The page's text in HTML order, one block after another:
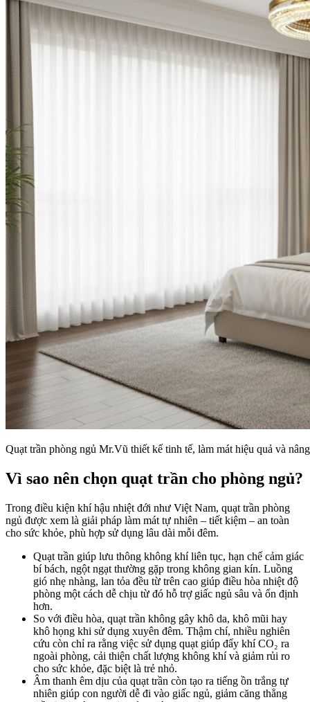
Quạt trần phòng ngủ Mr.Vũ thiết kế tinh tế, làm mát hiệu quả và
Vì sao nên chọn quạt trần cho phòng ngủ?
Trong điều kiện khí hậu nhiệt đới như Việt Nam, quạt trần phòng
ngủ được xem là giải pháp làm mát tự nhiên – tiết kiệm – an toàn
cho sức khỏe, phù hợp sử dụng lâu dài mỗi đêm.
Quạt trần giúp lưu thông không khí liên tục, hạn chế cảm giác
bí bách, ngột ngạt thường gặp trong không gian kín. Luồng
gió nhẹ nhàng, lan tỏa đều từ trên cao giúp điều hòa nhiệt độ
phòng một cách dễ chịu từ đó hỗ trợ giấc ngủ sâu và ổn định
hơn.
So với điều hòa, quạt trần không gây khô da, khô mũi hay
khô họng khi sử dụng xuyên đêm. Thậm chí, nhiều nghiên
cứu còn chỉ ra rằng việc sử dụng quạt giúp đẩy khí CO₂ ra
ngoài phòng, cải thiện chất lượng không khí và giảm rủi ro
cho sức khỏe, đặc biệt là trẻ nhỏ.
Âm thanh êm dịu của quạt trần còn tạo ra tiếng ồn trắng tự
nhiên giúp con người dễ đi vào giấc ngủ, giảm căng thẳng